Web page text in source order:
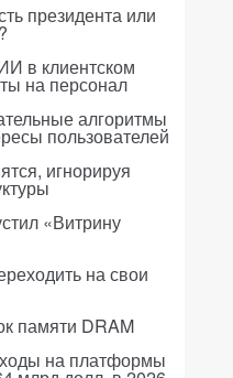
президента или
в клиентском
на персонал
алгоритмы
пользователей
игнорируя
«Витрину
на свои
памяти DRAM
на платформы